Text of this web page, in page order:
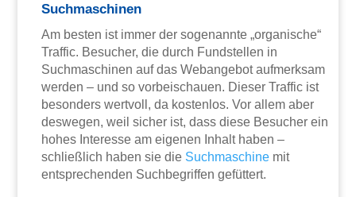
Suchmaschinen
Am besten ist immer der sogenannte „organische“
Traffic. Besucher, die durch Fundstellen in
Suchmaschinen auf das Webangebot aufmerksam
werden – und so vorbeischauen. Dieser Traffic ist
besonders wertvoll, da kostenlos. Vor allem aber
deswegen, weil sicher ist, dass diese Besucher ein
hohes Interesse am eigenen Inhalt haben –
schließlich haben sie die Suchmaschine mit
entsprechenden Suchbegriffen gefüttert.